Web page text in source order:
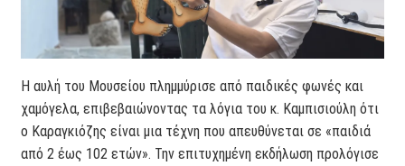
Η αυλή του Μουσείου πλημμύρισε από παιδικές φωνές και
χαμόγελα, επιβεβαιώνοντας τα λόγια του κ. Καμπισιούλη ότι
ο Καραγκιόζης είναι μια τέχνη που απευθύνεται σε «παιδιά
από 2 έως 102 ετών». Την επιτυχημένη εκδήλωση προλόγισε